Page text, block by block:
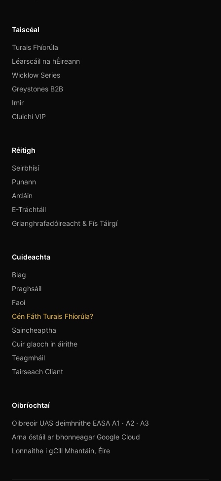
Taiscéal
Turais Fhíorúla
Léarscáil na hÉireann
Wicklow Series
Greystones B2B
Imir
Cluichí VIP
Réitigh
Seirbhísí
Punann
Ardáin
E-Tráchtáil
Grianghrafadóireacht & Fís Táirgí
Cuideachta
Blag
Praghsáil
Faoi
Cén Fáth Turais Fhíorúla?
Saincheaptha
Cuir glaoch in áirithe
Teagmháil
Tairseach Cliant
Oibríochtaí
Oibreoir UAS deimhnithe EASA A1 · A2 · A3
Arna óstáil ar bhonneagar Google Cloud
Lonnaithe i gCill Mhantáin, Éire